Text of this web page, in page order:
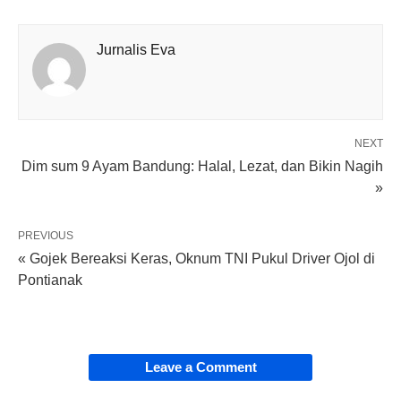
Jurnalis Eva
NEXT
Dim sum 9 Ayam Bandung: Halal, Lezat, dan Bikin Nagih
»
PREVIOUS
« Gojek Bereaksi Keras, Oknum TNI Pukul Driver Ojol di
Pontianak
Leave a Comment